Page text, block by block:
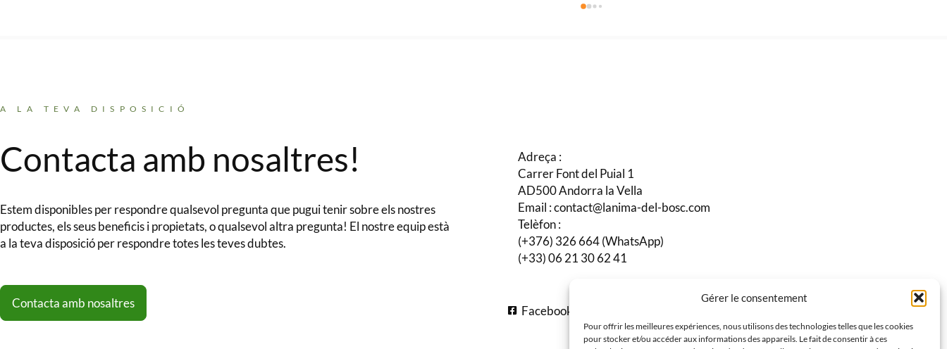
Gérer le consentement
Pour offrir les meilleures expériences, nous utilisons des technologies telles que les cookies
pour stocker et/ou accéder aux informations des appareils. Le fait de consentir à ces
A LA TEVA DISPOSICIÓ
Contacta amb nosaltres!
Estem disponibles per respondre qualsevol pregunta que pugui tenir sobre els nostres
productes, els seus beneficis i propietats, o qualsevol altra pregunta! El nostre equip està
a la teva disposició per respondre totes les teves dubtes.
Contacta amb nosaltres
Adreça :
Carrer Font del Puial 1
AD500 Andorra la Vella
Email : contact@lanima-del-bosc.com
Telèfon :
(+376) 326 664 (WhatsApp)
(+33) 06 21 30 62 41
Facebook